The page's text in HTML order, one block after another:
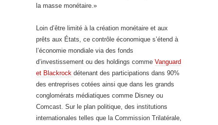
la masse monétaire.»
Loin d’être limité à la création monétaire et aux
prêts aux États, ce contrôle économique s’étend à
l’économie mondiale via des fonds
d’investissement ou des holdings comme Vanguard
et Blackrock détenant des participations dans 90%
des entreprises cotées ainsi que dans les grands
conglomérats médiatiques comme Disney ou
Comcast. Sur le plan politique, des institutions
internationales telles que la Commission Trilatérale,